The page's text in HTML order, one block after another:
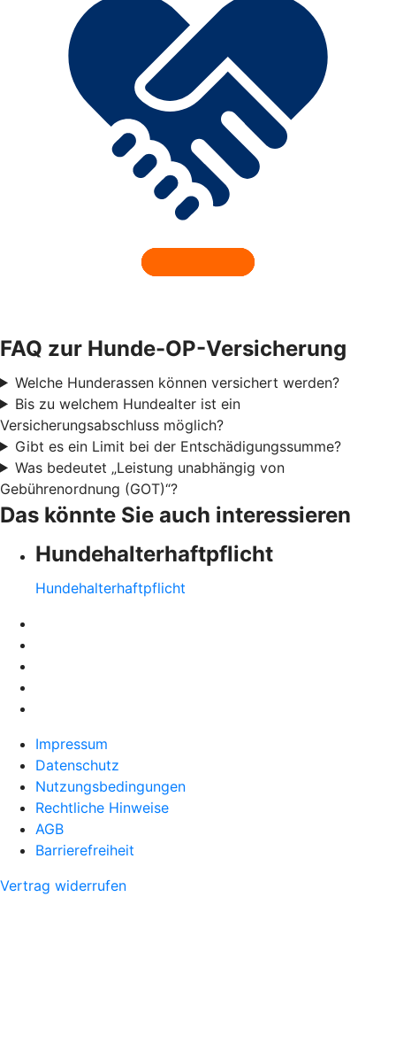
FAQ zur Hunde-OP-Versicherung
Welche Hunderassen können versichert werden?
Bis zu welchem Hundealter ist ein
Versicherungsabschluss möglich?
Gibt es ein Limit bei der Entschädigungssumme?
Was bedeutet „Leistung unabhängig von
Gebührenordnung (GOT)“?
Das könnte Sie auch interessieren
Hundehalter­haftpflicht
Hundehalter­haftpflicht
Impressum
Datenschutz
Nutzungsbedingungen
Rechtliche Hinweise
AGB
Barrierefreiheit
Vertrag widerrufen